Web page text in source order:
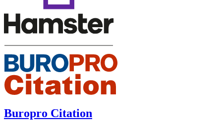
Buropro Citation